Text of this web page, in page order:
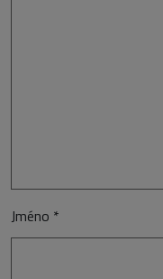
Jméno *